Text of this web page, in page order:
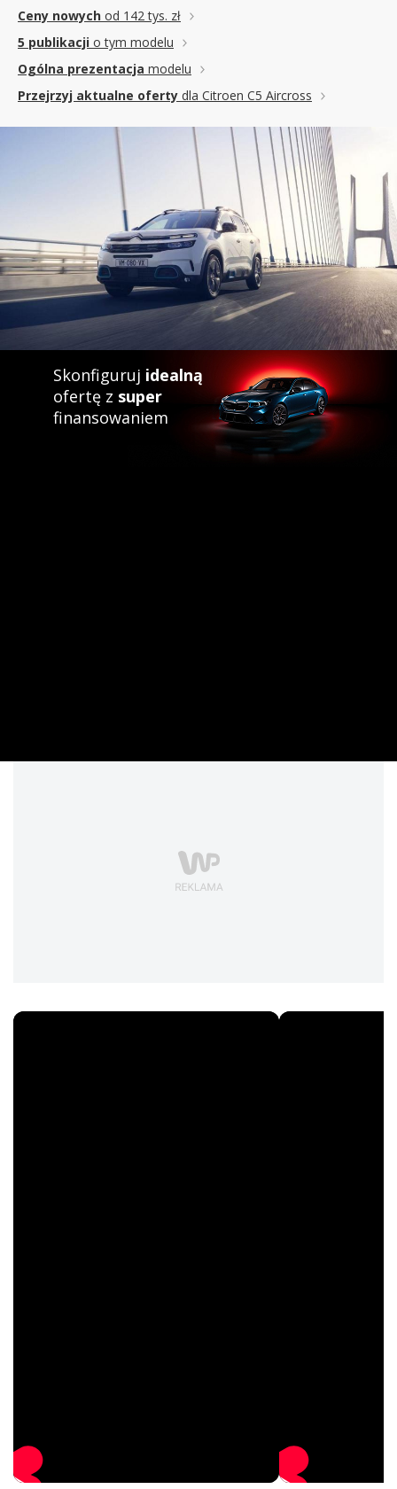
Ceny nowych od 142 tys. zł
5 publikacji o tym modelu
Ogólna prezentacja modelu
Przejrzyj aktualne oferty dla Citroen C5 Aircross
Skonfiguruj idealną
ofertę z super
finansowaniem